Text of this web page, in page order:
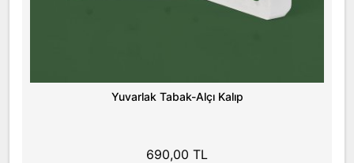
Yuvarlak Tabak-Alçı Kalıp
690,00 TL